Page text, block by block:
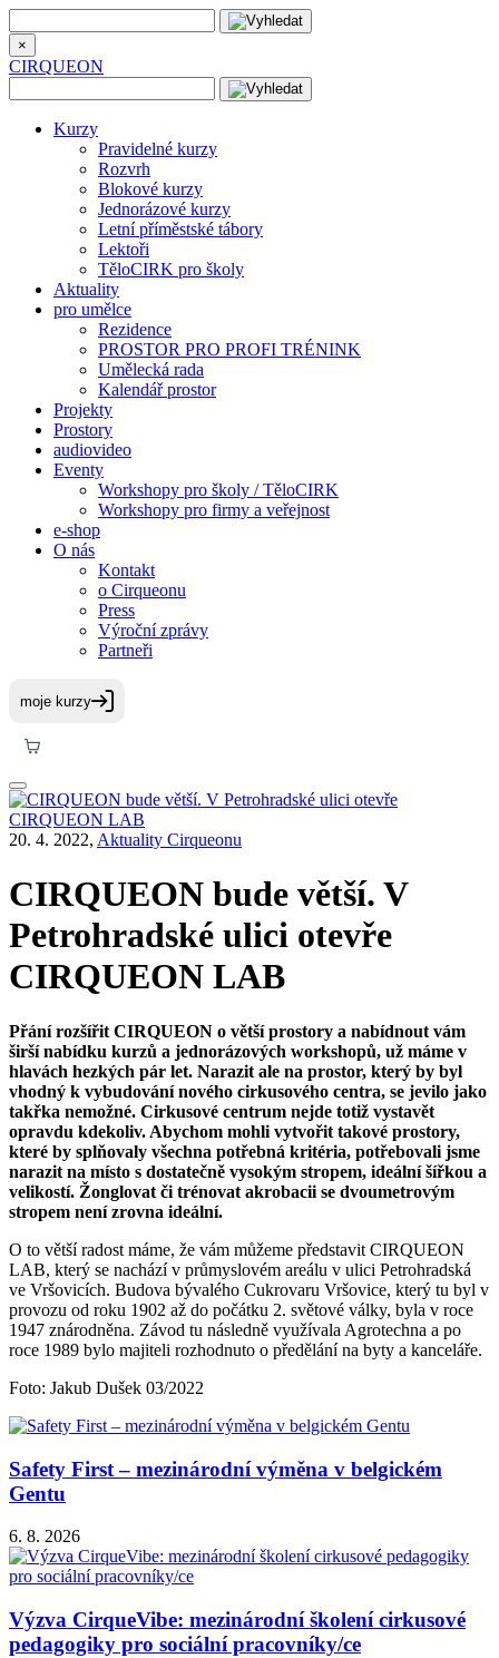
×
CIRQUEON
Kurzy
Pravidelné kurzy
Rozvrh
Blokové kurzy
Jednorázové kurzy
Letní příměstské tábory
Lektoři
TěloCIRK pro školy
Aktuality
pro umělce
Rezidence
PROSTOR PRO PROFI TRÉNINK
Umělecká rada
Kalendář prostor
Projekty
Prostory
audiovideo
Eventy
Workshopy pro školy / TěloCIRK
Workshopy pro firmy a veřejnost
e-shop
O nás
Kontakt
o Cirqueonu
Press
Výroční zprávy
Partneři
20. 4. 2022, Aktuality Cirqueonu
CIRQUEON bude větší. V
Petrohradské ulici otevře
CIRQUEON LAB
Přání rozšířit CIRQUEON o větší prostory a nabídnout vám
širší nabídku kurzů a jednorázových workshopů, už máme v
hlavách hezkých pár let. Narazit ale na prostor, který by byl
vhodný k vybudování nového cirkusového centra, se jevilo jako
takřka nemožné. Cirkusové centrum nejde totiž vystavět
opravdu kdekoliv. Abychom mohli vytvořit takové prostory,
které by splňovaly všechna potřebná kritéria, potřebovali jsme
narazit na místo s dostatečně vysokým stropem, ideální šířkou a
velikostí. Žonglovat či trénovat akrobacii se dvoumetrovým
stropem není zrovna ideální.
O to větší radost máme, že vám můžeme představit CIRQUEON
LAB, který se nachází v průmyslovém areálu v ulici Petrohradská
ve Vršovicích. Budova bývalého Cukrovaru Vršovice, který tu byl v
provozu od roku 1902 až do počátku 2. světové války, byla v roce
1947 znárodněna. Závod tu následně využívala Agrotechna a po
roce 1989 bylo majiteli rozhodnuto o předělání na byty a kanceláře.
Foto: Jakub Dušek 03/2022
Safety First – mezinárodní výměna v belgickém
Gentu
6. 8. 2026
Výzva CirqueVibe: mezinárodní školení cirkusové
pedagogiky pro sociální pracovníky/ce